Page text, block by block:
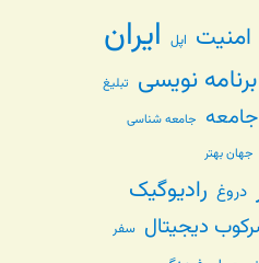
امنیت اپل ایران
برنامه نویسی تبلیغ
جامعه جامعه شناسی
جهان بهتر
دروغ رادیوگیک
دیجیتال سفر